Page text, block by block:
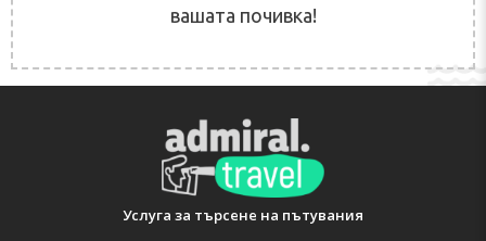
вашата почивка!
Услуга за търсене на пътувания